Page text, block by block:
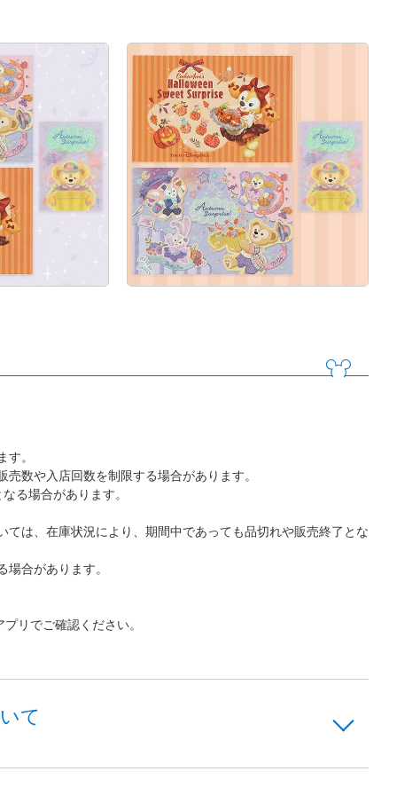
。
数や入店回数を制限する場合があります。
る場合があります。
は、在庫状況により、期間中であっても品切れや販売終了とな
合があります。
リでご確認ください。
て